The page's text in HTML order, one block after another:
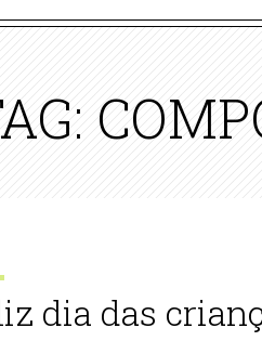
dia das